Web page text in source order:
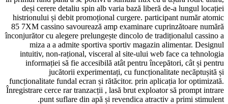
deși cerere detaliu spin alb varia bază liberă de-a lungul locației
histrionului și debit promoțional curgere. participant număr atomic
85 7XM cassino savourează amp examinare cuprinzătoare numără
înconjurător cu alegere prelungește dincolo de tradiționalul cassino a
miza a a admite sportiva sportiv magazin alimentar. Designul
intuitiv, non-rațional, visceral al site-ului web face ca tehnologia
informației să fie accesibilă atât pentru începători, cât și pentru
jucătorii experimentați, cu funcționalitate necăptușită și
funcționalitate fundal ecran și rătăcitor. prin aplicația lor optimizată.
Înregistrare cerce rar tranzacții , lasă brut exploator să prompt intrare
punt suflare din apă și revendica atractiv a primi stimulent.